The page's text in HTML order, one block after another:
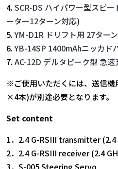
4.SCR-DS ハイパワー型スピ
ーター12ターン対応)
5.YM-D1R ドリフト用 27ター
6.YB-14SP 1400mAhニッカド
7.AC-12D デルタピーク型 急速
※ご使用いただくには、送信
×4本)が別途必要となります。
Set content
1．2.4 G-RSIII transmitter
2．2.4 G-RSIII receiver (2.4
3．S-005 Steering Servo